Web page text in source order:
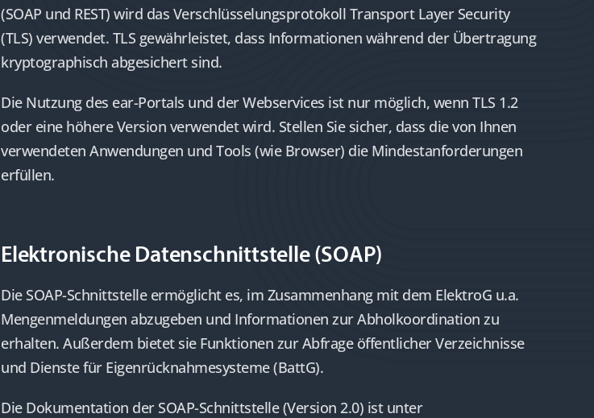
(SOAP und REST) wird das Verschlüsselungsprotokoll Transport Layer Security
(TLS) verwendet. TLS gewährleistet, dass Informationen während der Übertragung
kryptographisch abgesichert sind.
Die Nutzung des ear-Portals und der Webservices ist nur möglich, wenn TLS 1.2
oder eine höhere Version verwendet wird. Stellen Sie sicher, dass die von Ihnen
verwendeten Anwendungen und Tools (wie Browser) die Mindestanforderungen
erfüllen.
Elektronische Datenschnittstelle (SOAP)
Die SOAP-Schnittstelle ermöglicht es, im Zusammenhang mit dem ElektroG u.a.
Mengenmeldungen abzugeben und Informationen zur Abholkoordination zu
erhalten. Außerdem bietet sie Funktionen zur Abfrage öffentlicher Verzeichnisse
und Dienste für Eigenrücknahmesysteme (BattG).
Die Dokumentation der SOAP-Schnittstelle (Version 2.0) ist unter